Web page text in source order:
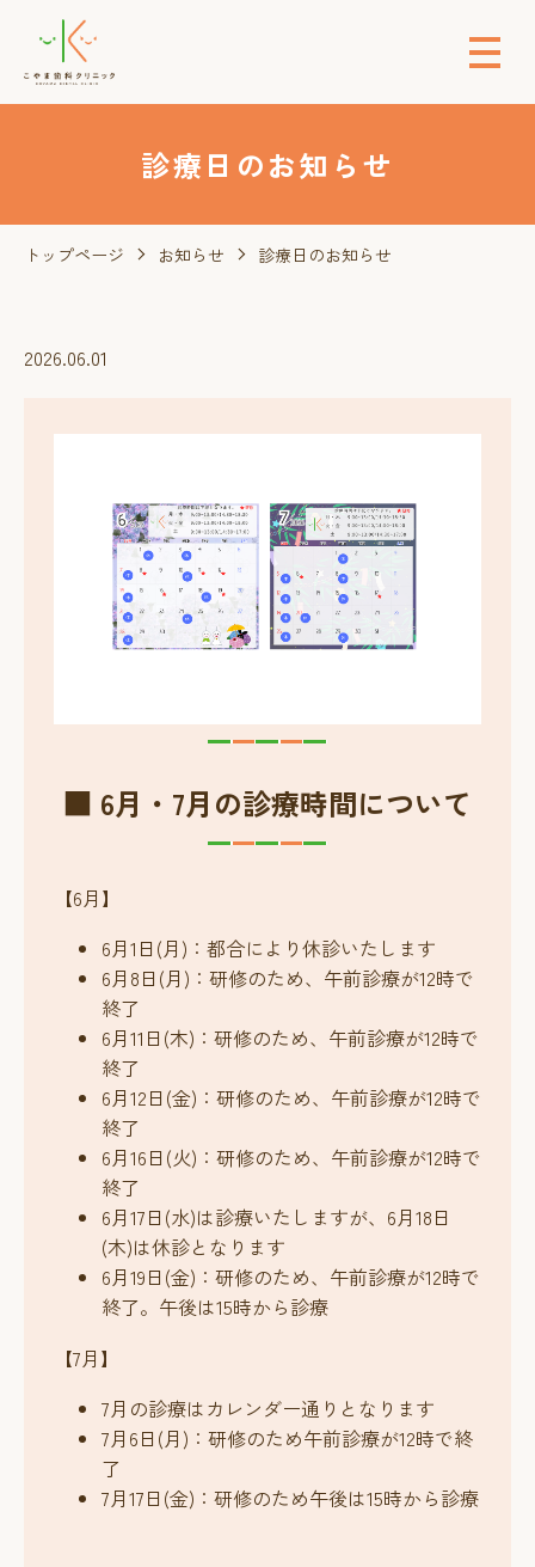
診療日のお知らせ
トップページ お知らせ 診療日のお知らせ
2026.06.01
■ 6月・7月の診療時間について
【6月】
6月1日(月)：都合により休診いたします
6月8日(月)：研修のため、午前診療が12時で
終了
6月11日(木)：研修のため、午前診療が12時で
終了
6月12日(金)：研修のため、午前診療が12時で
終了
6月16日(火)：研修のため、午前診療が12時で
終了
6月17日(水)は診療いたしますが、6月18日
(木)は休診となります
6月19日(金)：研修のため、午前診療が12時で
終了。午後は15時から診療
【7月】
7月の診療はカレンダー通りとなります
7月6日(月)：研修のため午前診療が12時で終
了
7月17日(金)：研修のため午後は15時から診療